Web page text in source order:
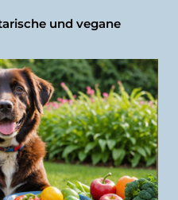
und vegane